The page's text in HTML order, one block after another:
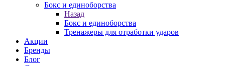
Бокс и единоборства
Назад
Бокс и единоборства
Тренажеры для отработки ударов
Акции
Бренды
Блог